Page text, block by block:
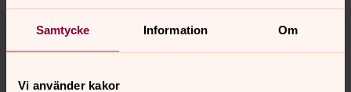
Samtycke Information Om
Vi använder kakor